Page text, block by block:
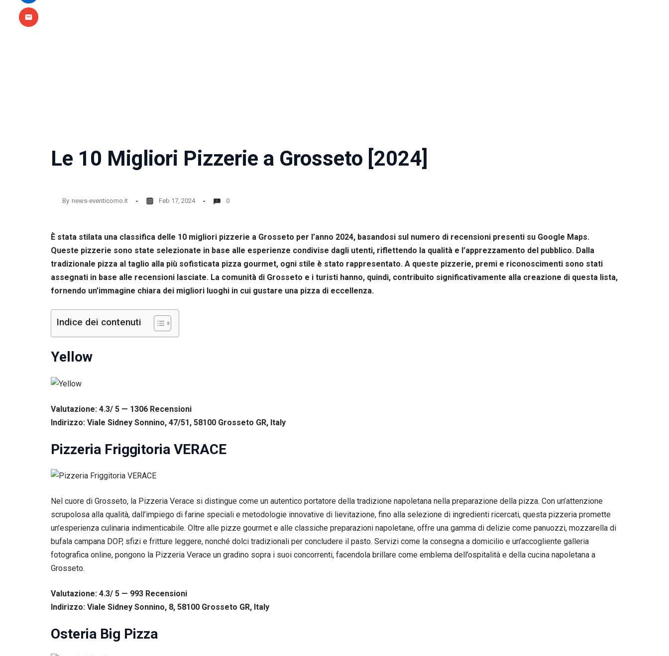
Le 10 Migliori Pizzerie a Grosseto [2024]
By news-eventicomo.it Feb 17, 2024 0
È stata stilata una classifica delle 10 migliori pizzerie a Grosseto per l’anno 2024, basandosi sul numero di recensioni presenti su Google Maps.
Queste pizzerie sono state selezionate in base alle esperienze condivise dagli utenti, riflettendo la qualità e l’apprezzamento del pubblico. Dalla
tradizionale pizza al taglio alla più sofisticata pizza gourmet, ogni stile è stato rappresentato. A queste pizzerie, premi e riconoscimenti sono stati
assegnati in base alle recensioni lasciate. La comunità di Grosseto e i turisti hanno, quindi, contribuito significativamente alla creazione di questa lista,
fornendo un’immagine chiara dei migliori luoghi in cui gustare una pizza di eccellenza.
Indice dei contenuti
Yellow
Valutazione: 4.3/ 5 — 1306 Recensioni
Indirizzo: Viale Sidney Sonnino, 47/51, 58100 Grosseto GR, Italy
Pizzeria Friggitoria VERACE
Nel cuore di Grosseto, la Pizzeria Verace si distingue come un autentico portatore della tradizione napoletana nella preparazione della pizza. Con un’attenzione
scrupolosa alla qualità, dall’impiego di farine speciali e metodologie innovative di lievitazione, fino alla selezione di ingredienti ricercati, questa pizzeria promette
un’esperienza culinaria indimenticabile. Oltre alle pizze gourmet e alle classiche preparazioni napoletane, offre una gamma di delizie come panuozzi, mozzarella di
bufala campana DOP, sfizi e fritture leggere, nonché dolci tradizionali per concludere il pasto. Servizi come la consegna a domicilio e un’accogliente galleria
fotografica online, pongono la Pizzeria Verace un gradino sopra i suoi concorrenti, facendola brillare come emblema dell’ospitalità e della cucina napoletana a
Grosseto.
Valutazione: 4.3/ 5 — 993 Recensioni
Indirizzo: Viale Sidney Sonnino, 8, 58100 Grosseto GR, Italy
Osteria Big Pizza